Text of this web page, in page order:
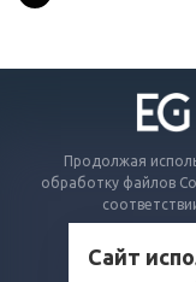
Продолжая
обработку файлов
Сайт